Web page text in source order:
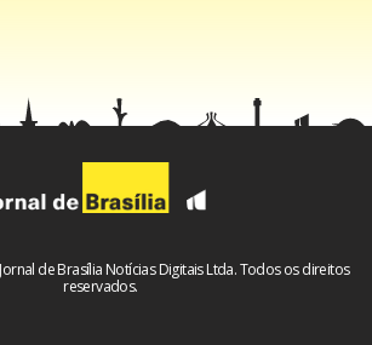
de Brasília Notícias Digitais Ltda. Todos os direitos
reservados.